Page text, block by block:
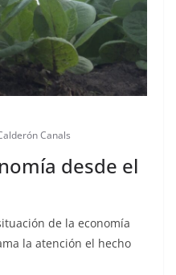
Canals
desde el
de la economía
la atención el hecho